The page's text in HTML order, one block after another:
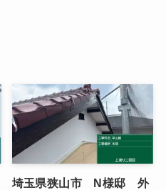
埼玉県狭山市 N様邸 外